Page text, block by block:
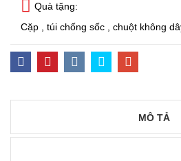
Quà tặng:
Cặp , túi chống sốc , chuột không
MÔ TẢ